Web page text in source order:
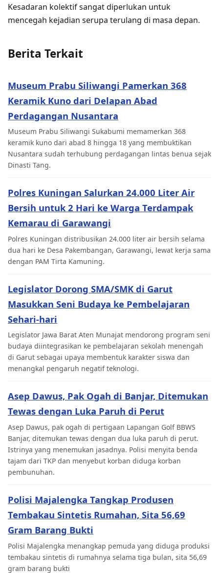
Kesadaran kolektif sangat diperlukan untuk
mencegah kejadian serupa terulang di masa depan.
Berita Terkait
Museum Prabu Siliwangi Pamerkan 368
Keramik Kuno dari Delapan Abad
Perdagangan Nusantara
Museum Prabu Siliwangi Sukabumi memamerkan 368
keramik kuno dari abad 8 hingga 18 yang membuktikan
Nusantara sudah terhubung perdagangan lintas benua sejak
Dinasti Tang.
Polres Kuningan Salurkan 24.000 Liter Air
Bersih untuk 2 Hari ke Warga Terdampak
Kemarau di Garawangi
Polres Kuningan distribusikan 24.000 liter air bersih selama
dua hari ke Desa Pakembangan, Garawangi, lewat kerja sama
dengan PAM Tirta Kamuning.
Legislator Dorong SMA/SMK di Garut
Masukkan Seni Budaya ke Pembelajaran
Sehari-hari
Legislator Jawa Barat Aten Munajat mendorong program seni
budaya diintegrasikan ke pembelajaran sekolah menengah
di Garut sebagai upaya membentuk karakter siswa dan
menangkal pengaruh negatif teknologi.
Asep Dawus, Pak Ogah di Banjar, Ditemukan
Tewas dengan Luka Paruh di Perut
Asep Dawus, pak ogah di pertigaan Lapangan Golf BBWS
Banjar, ditemukan tewas dengan dua luka paruh di perut.
Istrinya yang menemukan jasadnya. Polisi menyita benda
tajam dari TKP dan menyebut korban diduga korban
pembunuhan.
Polisi Majalengka Tangkap Produsen
Tembakau Sintetis Rumahan, Sita 56,69
Gram Barang Bukti
Polisi Majalengka menangkap pemuda yang diduga produksi
tembakau sintetis di rumahnya selama tiga bulan, sita 56,69
gram barang bukti